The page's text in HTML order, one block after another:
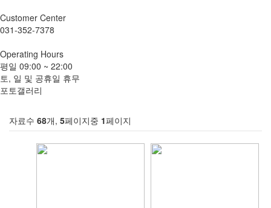
Customer Center
031-352-7378
Operating Hours
평일 09:00 ~ 22:00
토, 일 및 공휴일 휴무
포토갤러리
자료수 68개, 5페이지중 1페이지